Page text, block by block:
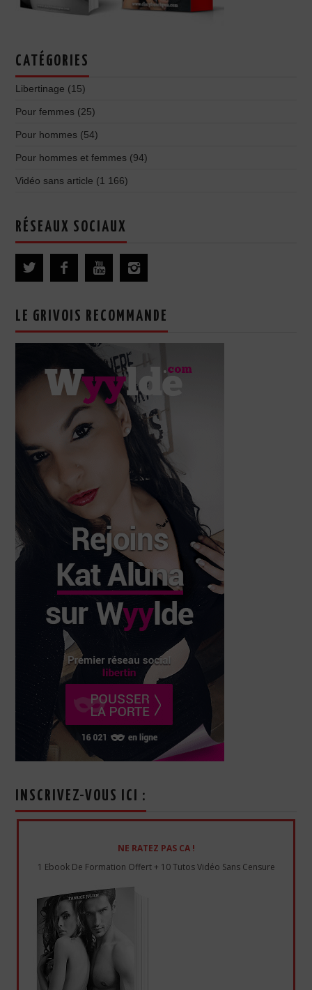
CATÉGORIES
Libertinage (15)
Pour femmes (25)
Pour hommes (54)
Pour hommes et femmes (94)
Vidéo sans article (1 166)
RÉSEAUX SOCIAUX
LE GRIVOIS RECOMMANDE
INSCRIVEZ-VOUS ICI :
NE RATEZ PAS CA !
1 Ebook De Formation Offert + 10 Tutos Vidéo Sans Censure